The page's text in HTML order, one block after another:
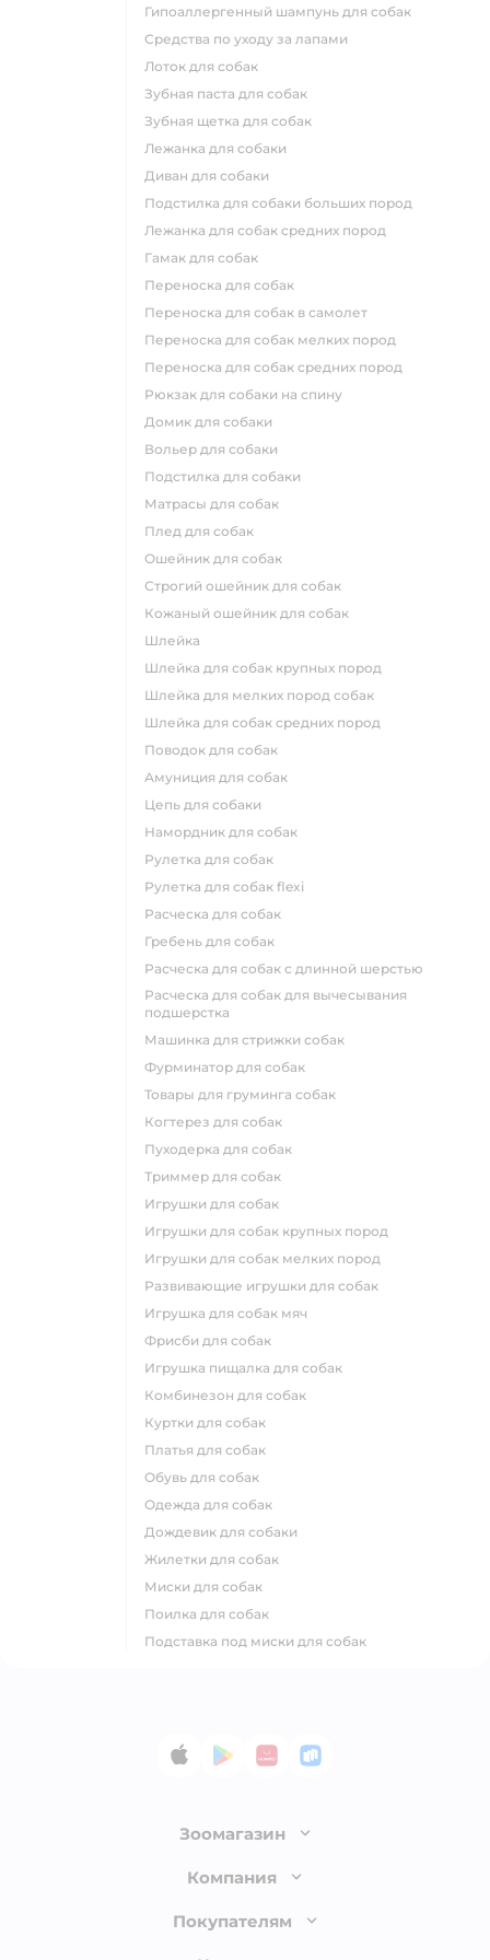
гипоаллергенный шампунь для собак
средства по уходу за лапами
лоток для собак
зубная паста для собак
зубная щетка для собак
лежанка для собаки
диван для собаки
подстилка для собаки больших пород
лежанка для собак средних пород
гамак для собак
переноска для собак
переноска для собак в самолет
переноска для собак мелких пород
переноска для собак средних пород
рюкзак для собаки на спину
домик для собаки
вольер для собаки
подстилка для собаки
матрасы для собак
плед для собак
ошейник для собак
строгий ошейник для собак
кожаный ошейник для собак
шлейка
шлейка для собак крупных пород
шлейка для мелких пород собак
шлейка для собак средних пород
поводок для собак
амуниция для собак
цепь для собаки
намордник для собак
рулетка для собак
рулетка для собак flexi
расческа для собак
гребень для собак
расческа для собак с длинной шерстью
расческа для собак для вычесывания
подшерстка
машинка для стрижки собак
фурминатор для собак
товары для груминга собак
когтерез для собак
пуходерка для собак
триммер для собак
игрушки для собак
игрушки для собак крупных пород
игрушки для собак мелких пород
развивающие игрушки для собак
игрушка для собак мяч
фрисби для собак
игрушка пищалка для собак
комбинезон для собак
куртки для собак
платья для собак
обувь для собак
одежда для собак
дождевик для собаки
жилетки для собак
миски для собак
поилка для собак
подставка под миски для собак
App StoreGoogle Play
AppGallery
RuStore
Зоомагазин
Лицензия
Доставка и оплата
Компания
О компании
Покупателям